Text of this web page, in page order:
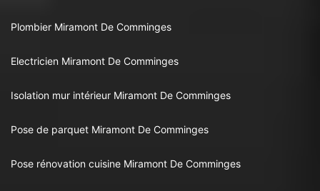
Plombier Miramont De Comminges
Electricien Miramont De Comminges
Isolation mur intérieur Miramont De Comminges
Pose de parquet Miramont De Comminges
Pose rénovation cuisine Miramont De Comminges